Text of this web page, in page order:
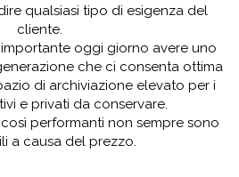
qualsiasi tipo di esigenza del
cliente.
oggi giorno avere uno
che ci consenta ottima
di archiviazione elevato per i
e privati da conservare.
performanti non sempre sono
a causa del prezzo.